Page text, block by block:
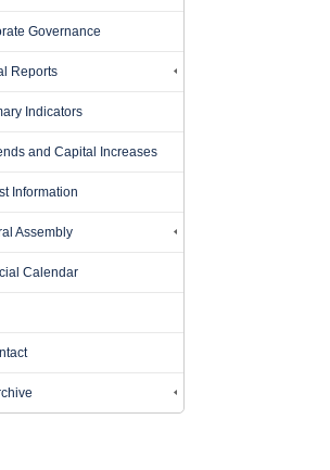
Governance
Reports
Indicators
and Capital Increases
Information
Assembly
Calendar